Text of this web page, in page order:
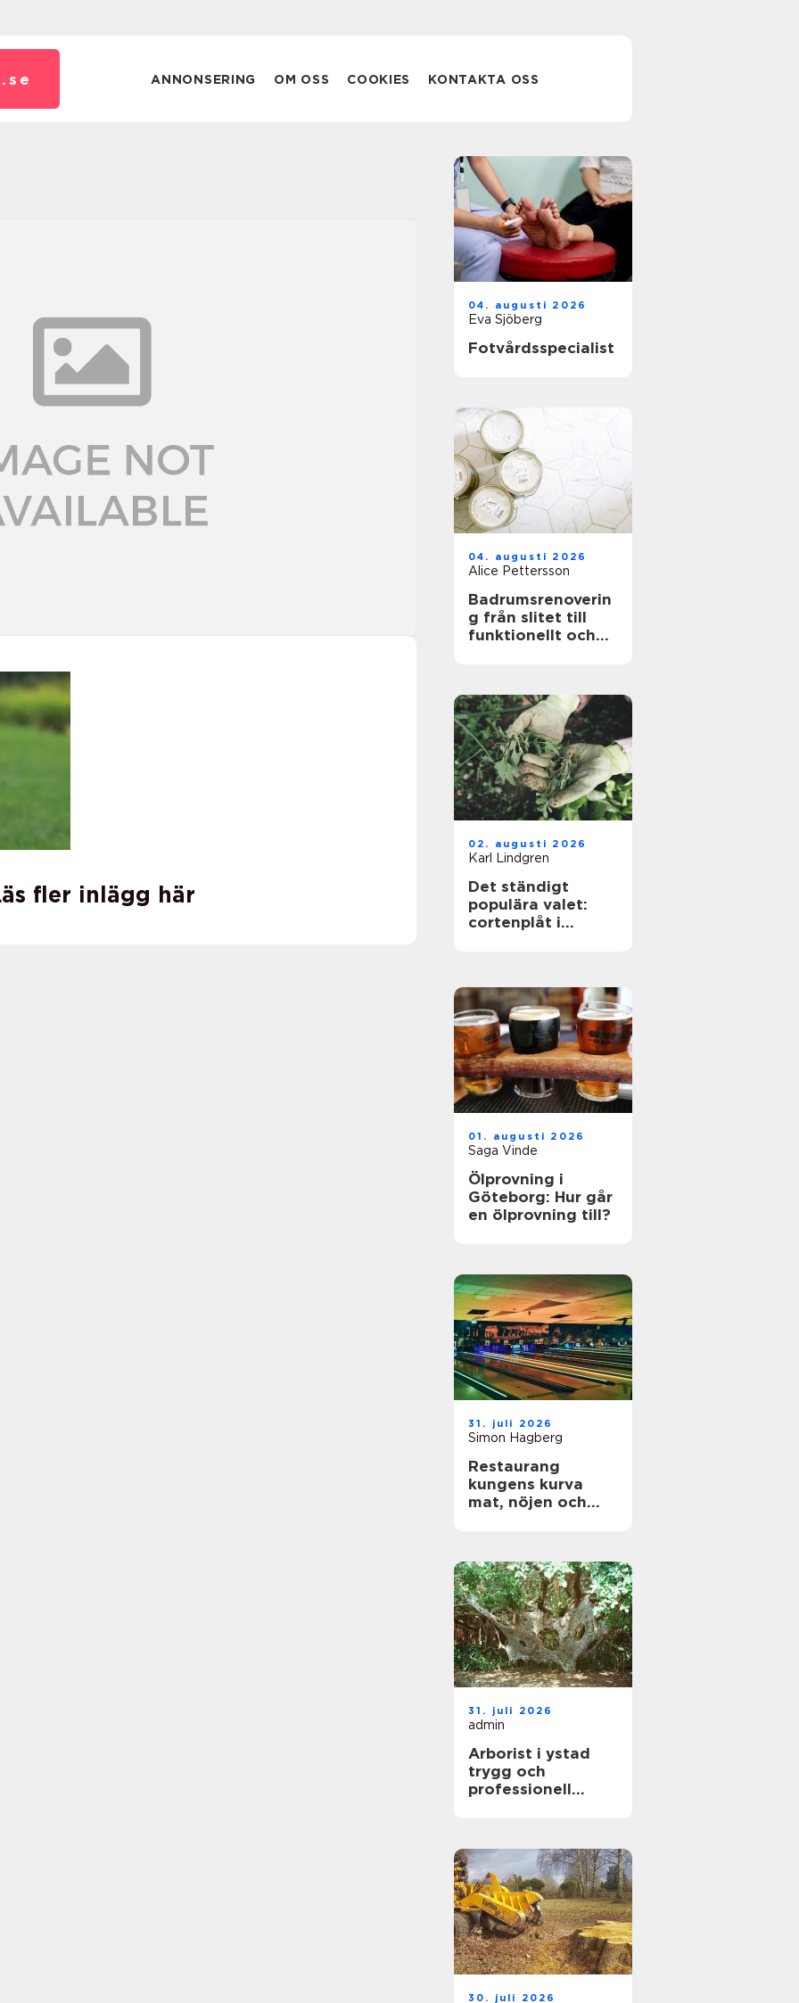
se ANNONSERING OM OSS COOKIES KONTAKTA OSS
fler inlägg här
04. augusti 2026
Eva Sjöberg
Fotvårdsspecialist
04. augusti 2026
Alice Pettersson
Badrumsrenoverin
g från slitet till
funktionellt och
02. augusti 2026
Karl Lindgren
Det ständigt
populära valet:
cortenplåt i
01. augusti 2026
Saga Vinde
Ölprovning i
Göteborg: Hur går
en ölprovning till?
31. juli 2026
Simon Hagberg
Restaurang
kungens kurva
mat, nöjen och
31. juli 2026
admin
Arborist i ystad
trygg och
professionell
30. juli 2026